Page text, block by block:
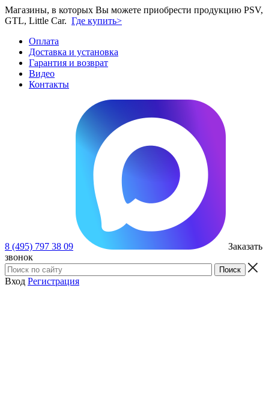
Магазины, в которых Вы можете приобрести продукцию PSV,
GTL, Little Car. Где купить>
Оплата
Доставка и установка
Гарантия и возврат
Видео
Контакты
8 (495) 797 38 09
Заказать
звонок
Вход Регистрация